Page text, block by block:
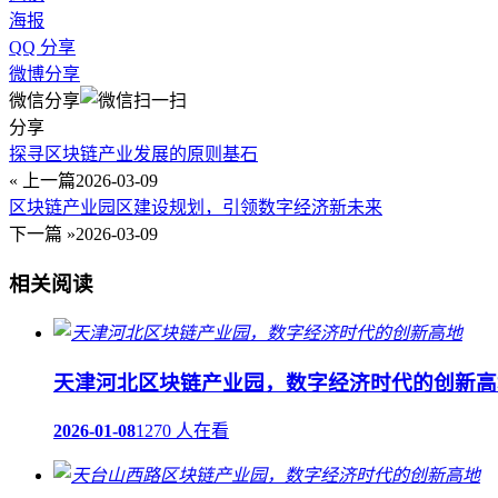
海报
QQ 分享
微博分享
微信分享
分享
探寻区块链产业发展的原则基石
« 上一篇2026-03-09
区块链产业园区建设规划，引领数字经济新未来
下一篇 »2026-03-09
相关阅读
天津河北区块链产业园，数字经济时代的创新
2026-01-081270 人在看